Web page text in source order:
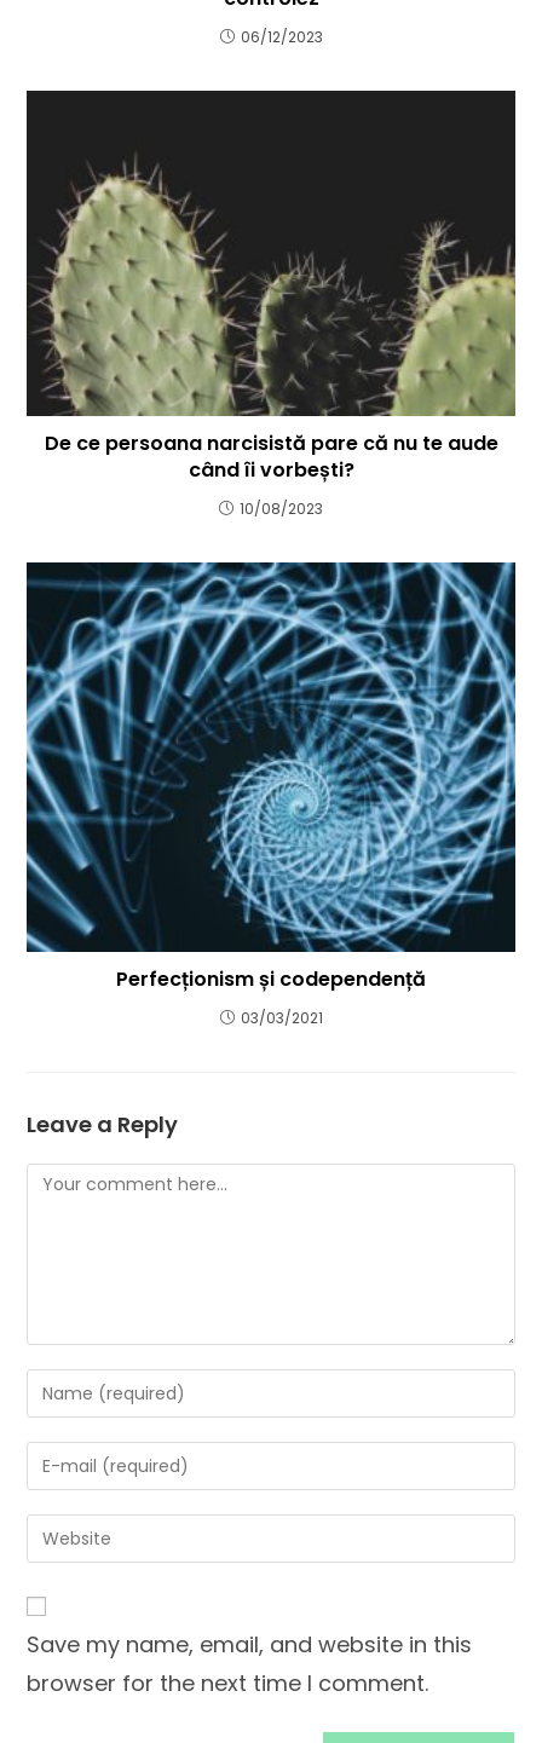
06/12/2023
De ce persoana narcisistă pare că nu te aude
când îi vorbești?
10/08/2023
Perfecționism și codependență
03/03/2021
Leave a Reply
Save my name, email, and website in this
browser for the next time I comment.